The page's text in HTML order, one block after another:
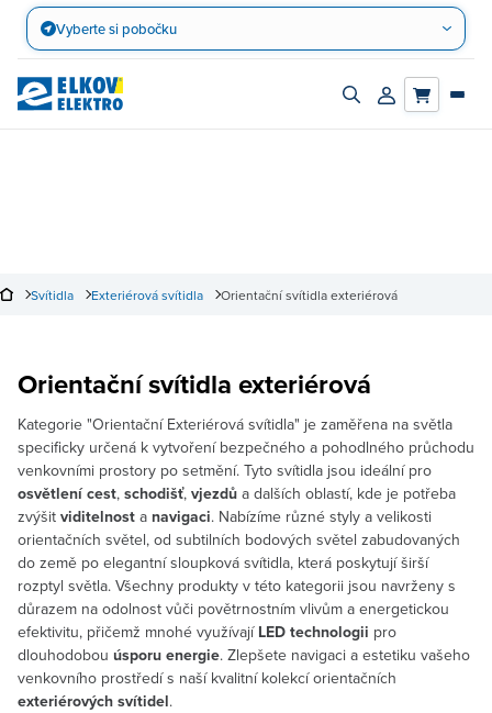
Přejít
obsah
Vyberte si pobočku
Zapnout/vypnout
Přihlásit/
Orientační svítidla exteriérová
Exteriérová svítidla
Svítidla
Orientační svítidla exteriérová
Kategorie "Orientační Exteriérová svítidla" je zaměřena na světla
specificky určená k vytvoření bezpečného a pohodlného průchodu
venkovními prostory po setmění. Tyto svítidla jsou ideální pro
osvětlení cest, schodišť, vjezdů a dalších oblastí, kde je potřeba
zvýšit viditelnost a navigaci. Nabízíme různé styly a velikosti
orientačních světel, od subtilních bodových světel zabudovaných
do země po elegantní sloupková svítidla, která poskytují širší
rozptyl světla. Všechny produkty v této kategorii jsou navrženy s
důrazem na odolnost vůči povětrnostním vlivům a energetickou
efektivitu, přičemž mnohé využívají LED technologii pro
dlouhodobou úsporu energie. Zlepšete navigaci a estetiku vašeho
venkovního prostředí s naší kvalitní kolekcí orientačních
exteriérových svítidel.